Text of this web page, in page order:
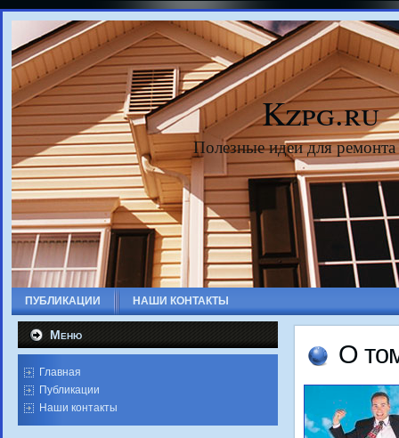
Kzpg.ru
Полезные идеи для
ПУБЛИКАЦИИ НАШИ КОНТАКТЫ
Меню
Главная
Публикации
Наши контакты
О